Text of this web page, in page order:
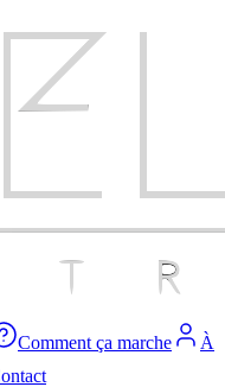
Comment ça marche
À